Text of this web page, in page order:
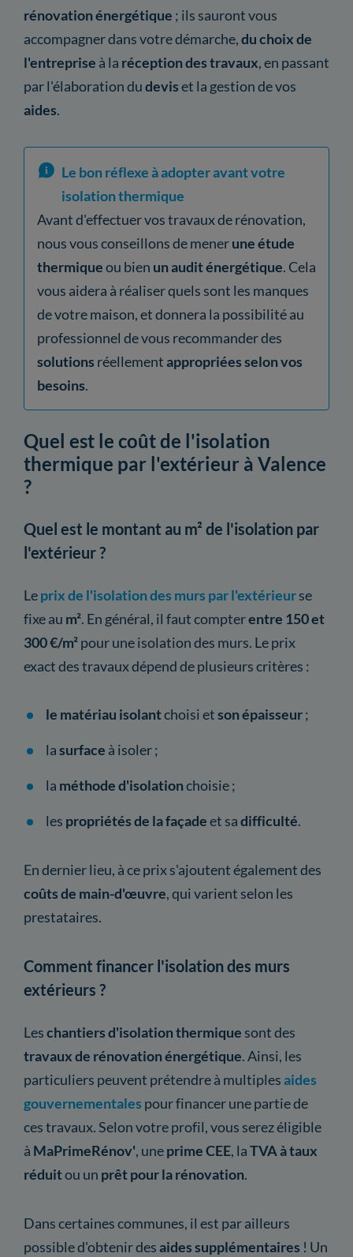
rénovation énergétique ; ils sauront vous
accompagner dans votre démarche,du choix de
l'entreprise à la réception des travaux, en passant
par l'élaboration dudeviset la gestion de vos
aides.
Le bon réflexe à adopter avant votre
isolation thermique
Avant d'effectuer vos travaux de rénovation,
nous vous conseillons de menerune étude
thermiqueou bien un audit énergétique. Cela
vous aidera à réaliser quels sont les manques
de votre maison, et donnera la possibilité au
professionnel de vous recommander des
solutions réellementappropriées selon vos
besoins.
Quel est le coût de l'isolation
thermique par l'extérieur à Valence
?
Quel est le montant au m² de l'isolation par
l'extérieur ?
Leprix de l'isolation des murs par l'extérieurse
fixe au m². En général, il faut compterentre 150 et
300 €/m²pour une isolation des murs. Le prix
exact des travaux dépend de plusieurs critères :
le matériau isolantchoisi etson épaisseur;
lasurface à isoler ;
la méthode d'isolationchoisie ;
les propriétés de la façadeet sadifficulté.
En dernier lieu, à ce prix s'ajoutent également des
coûts de main-d'œuvre, qui varient selon les
prestataires.
Comment financer l'isolation des murs
extérieurs ?
Leschantiers d'isolation thermique sont des
travaux de rénovation énergétique. Ainsi, les
particuliers peuvent prétendre à multiplesaides
gouvernementales pour financer une partie de
ces travaux. Selon votre profil, vous serez éligible
à MaPrimeRénov', uneprime CEE, laTVA à taux
réduitou un prêt pour la rénovation.
Dans certaines communes, il est par ailleurs
possible d'obtenir desaides supplémentaires ! Un